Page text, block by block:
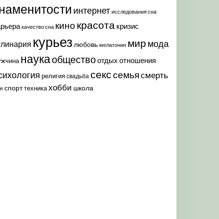
интернет исследования сна
качество сна кино красота кризис
курьез любовь мелатонин мир мода
наукаобществоотдых отношения
религия свадьба секссемья смерть
спорттехникахобби школа